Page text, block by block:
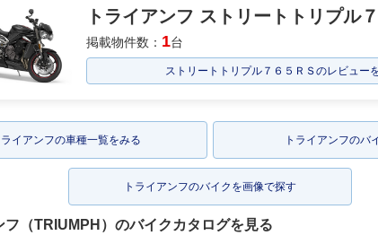
トライアンフ ストリートトリプル
掲載物件数： 1台
ストリートトリプル７６５ＲＳのレビュー
ライアンフの車種一覧をみる トライアンフのバ
トライアンフのバイクを画像で探す
フ（TRIUMPH）のバイクカタログを見る